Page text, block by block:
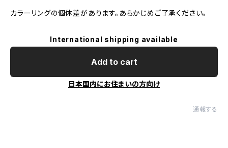
カラーリングの個体差があります。あらかじめご了承ください。
International shipping available
Add to cart
日本国内にお住まいの方向け
通報する